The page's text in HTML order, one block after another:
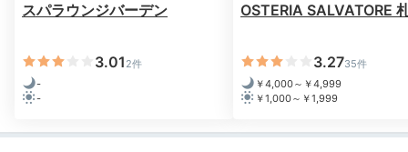
Breakfast
08:00
スパラウンジバーデン
3.01 2件
-
-
OSTERIA SALVATORE
3.2735件
￥4,000～￥4,999
￥1,000～￥1,999